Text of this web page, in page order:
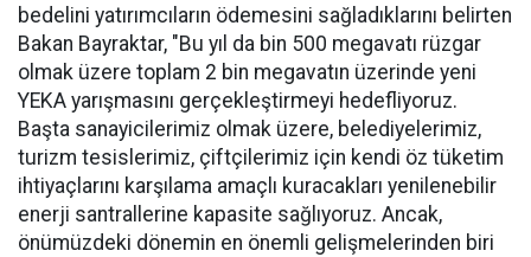
bedelini yatırımcıların ödemesini sağladıklarını belirten
Bakan Bayraktar, "Bu yıl da bin 500 megavatı rüzgar
olmak üzere toplam 2 bin megavatın üzerinde yeni
YEKA yarışmasını gerçekleştirmeyi hedefliyoruz.
Başta sanayicilerimiz olmak üzere, belediyelerimiz,
turizm tesislerimiz, çiftçilerimiz için kendi öz tüketim
ihtiyaçlarını karşılama amaçlı kuracakları yenilenebilir
enerji santrallerine kapasite sağlıyoruz. Ancak,
önümüzdeki dönemin en önemli gelişmelerinden biri